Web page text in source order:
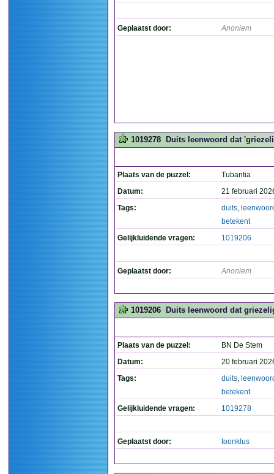
Geplaatst door: Anoniem
1019278 Duits leenwoord dat
Plaats van de puzzel:
Tubantia
Datum:
21 februari
Tags:
duits,
betekent
Gelijkluidende vragen:
1019206
Geplaatst door: Anoniem
1019206 Duits leenwoord dat
Plaats van de puzzel:
BN De Stem
Datum:
20 februari
Tags:
duits,
betekent
Gelijkluidende vragen:
1019278
Geplaatst door: toonklus